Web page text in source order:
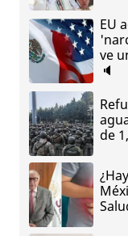
EU
ve
🔈
de